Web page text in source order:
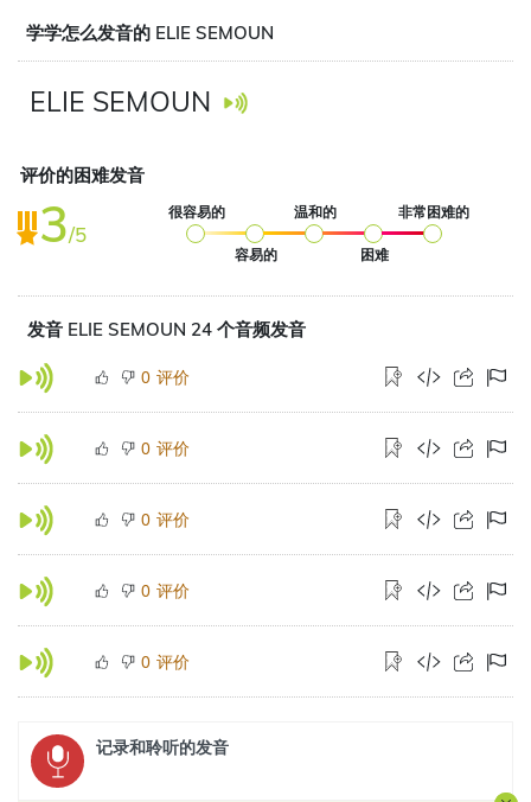
学学怎么发音的 ELIE SEMOUN
ELIE SEMOUN
评价的困难发音
3/5
很容易的
容易的
温和的
困难
非常困难的
发音 ELIE SEMOUN 24 个音频发音
0 评价
0 评价
0 评价
0 评价
0 评价
记录和聆听的发音